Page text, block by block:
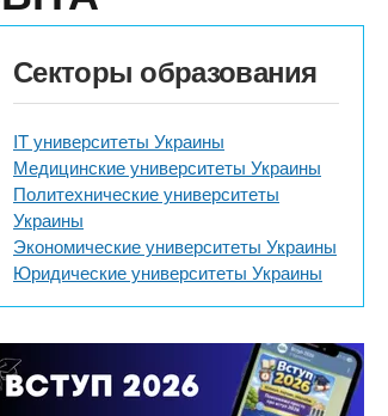
Секторы образования
IT университеты Украины
Медицинские университеты Украины
Политехнические университеты
Украины
Экономические университеты Украины
Юридические университеты Украины